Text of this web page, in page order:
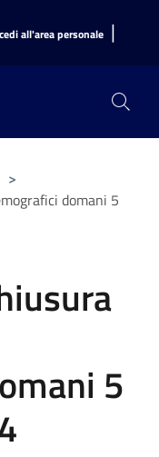
all'area personale |
>
domani 5
5